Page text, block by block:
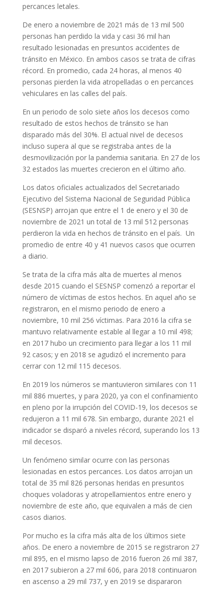
percances letales.
De enero a noviembre de 2021 más de 13 mil 500
personas han perdido la vida y casi 36 mil han
resultado lesionadas en presuntos accidentes de
tránsito en México. En ambos casos se trata de cifras
récord. En promedio, cada 24 horas, al menos 40
personas pierden la vida atropelladas o en percances
vehiculares en las calles del país.
En un periodo de solo siete años los decesos como
resultado de estos hechos de tránsito se han
disparado más del 30%. El actual nivel de decesos
incluso supera al que se registraba antes de la
desmovilización por la pandemia sanitaria. En 27 de los
32 estados las muertes crecieron en el último año.
Los datos oficiales actualizados del Secretariado
Ejecutivo del Sistema Nacional de Seguridad Pública
(SESNSP) arrojan que entre el 1 de enero y el 30 de
noviembre de 2021 un total de 13 mil 512 personas
perdieron la vida en hechos de tránsito en el país. Un
promedio de entre 40 y 41 nuevos casos que ocurren
a diario.
Se trata de la cifra más alta de muertes al menos
desde 2015 cuando el SESNSP comenzó a reportar el
número de víctimas de estos hechos. En aquel año se
registraron, en el mismo periodo de enero a
noviembre, 10 mil 256 víctimas. Para 2016 la cifra se
mantuvo relativamente estable al llegar a 10 mil 498;
en 2017 hubo un crecimiento para llegar a los 11 mil
92 casos; y en 2018 se agudizó el incremento para
cerrar con 12 mil 115 decesos.
En 2019 los números se mantuvieron similares con 11
mil 886 muertes, y para 2020, ya con el confinamiento
en pleno por la irrupción del COVID-19, los decesos se
redujeron a 11 mil 678. Sin embargo, durante 2021 el
indicador se disparó a niveles récord, superando los 13
mil decesos.
Un fenómeno similar ocurre con las personas
lesionadas en estos percances. Los datos arrojan un
total de 35 mil 826 personas heridas en presuntos
choques voladoras y atropellamientos entre enero y
noviembre de este año, que equivalen a más de cien
casos diarios.
Por mucho es la cifra más alta de los últimos siete
años. De enero a noviembre de 2015 se registraron 27
mil 895, en el mismo lapso de 2016 fueron 26 mil 387,
en 2017 subieron a 27 mil 606, para 2018 continuaron
en ascenso a 29 mil 737, y en 2019 se dispararon